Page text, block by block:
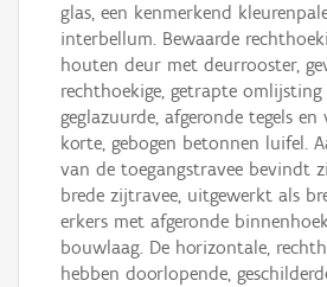
glas, een kenmerkend
interbellum. Bewaarde
houten deur met deurrooster,
rechthoekige, getrapte
geglazuurde, afgeronde tegels
korte, gebogen betonnen luifel.
van de toegangstravee bevindt
brede zijtravee, uitgewerkt als
erkers met afgeronde
bouwlaag. De horizontale,
hebben doorlopende,